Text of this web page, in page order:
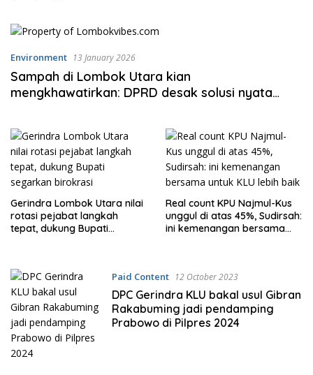
Environment 13 January 2026
Sampah di Lombok Utara kian
mengkhawatirkan: DPRD desak solusi nyata
Gerindra Lombok Utara nilai
rotasi pejabat langkah
tepat, dukung Bupati
Real count KPU Najmul-Kus
unggul di atas 45%, Sudirsah:
ini kemenangan bersama
Paid Content 12 October 2023
DPC Gerindra KLU bakal usul Gibran
Rakabuming jadi pendamping
Prabowo di Pilpres 2024